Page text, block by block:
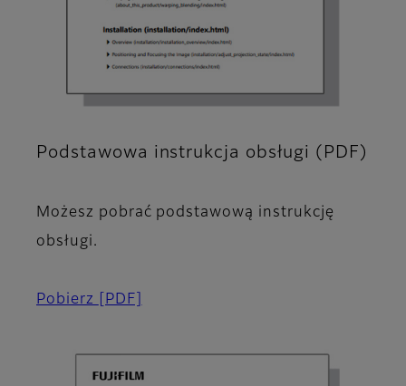
Podstawowa instrukcja obsługi (PDF)
Możesz pobrać podstawową instrukcję
obsługi.
Pobierz [PDF]